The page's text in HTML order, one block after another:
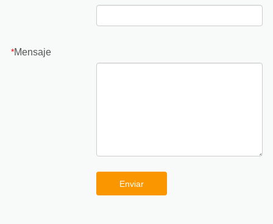
*Mensaje
Enviar